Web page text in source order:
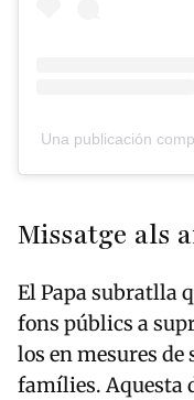
Una publicación
Missatge als
El Papa subratlla
fons públics a
los en mesures de
famílies. Aquesta